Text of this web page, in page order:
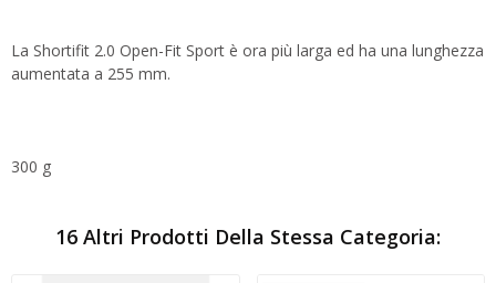
La Shortifit 2.0 Open-Fit Sport è ora più larga ed ha una lunghezza
aumentata a 255 mm.
300 g
16 Altri Prodotti Della Stessa Categoria: